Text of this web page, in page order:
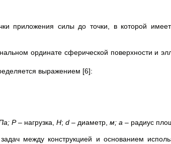
приложения силы до точки, в которой
ординате сферической поверхности и
выражением [6]:
Р – нагрузка, Н; d – диаметр, м; а – радиус
между конструкцией и основанием